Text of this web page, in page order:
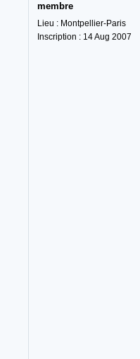
membre
Lieu : Montpellier-Paris
Inscription : 14 Aug 2007